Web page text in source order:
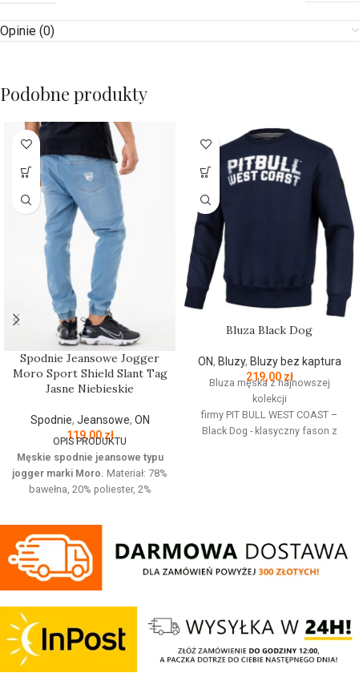
Opinie (0)
Podobne produkty
Spodnie Jeansowe Jogger
Moro Sport Shield Slant Tag
Jasne Niebieskie
Spodnie, Jeansowe, ON
119,00zł
OPIS PRODUKTU
Męskie spodnie jeansowe typu
jogger marki Moro. Materiał: 78%
bawełna, 20% poliester, 2%
kroju. Posiadają cztery kieszenie i
regulowana gumę w pasie która
zapewnia idealne dopasowanie w
talii.
odpowiednio dobranym
materiałom.
Elastan
Bluza Black Dog
ON, Bluzy, Bluzy bez kaptura
219,00 zł
Bluza męska z najnowszej
kolekcji
firmy PIT BULL WEST COAST –
Black Dog - klasyczny fason z
ściągacze na rękawach oraz u
dołu bluzy - żebrowany kołnierz -
ściągacze rękawów dodatkowo
karku chroniąca przed otarciami -
silikonowa kwadratowa naszywka
na lewym rękawie z logo marki Pit